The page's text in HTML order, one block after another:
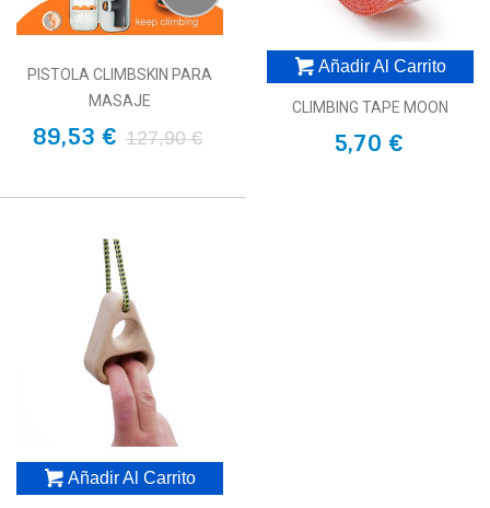
PISTOLA CLIMBSKIN PARA
MASAJE
89,53 € 127,90 €
Añadir Al Carrito
CLIMBING TAPE MOON
5,70 €
Añadir Al Carrito